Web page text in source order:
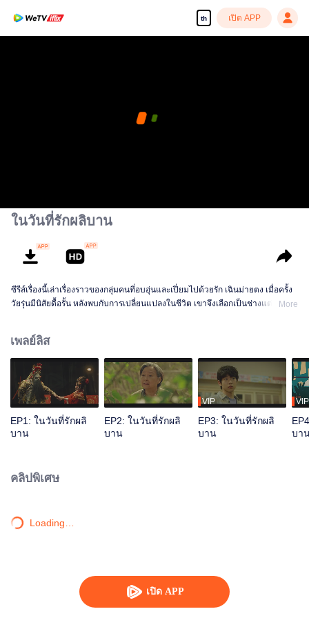
th เปิด APP
เปิด APP
ในวันที่รักผลิบาน
ซีรีส์เรื่องนี้เล่าเรื่องราวของกลุ่มคนที่อบอุ่นและเปี่ยมไปด้วยรัก เฉินม่ายตง เมื่อครั้ง
วัยรุ่นมีนิสัยดื้อรั้น หลังพบกับการเปลี่ยนแปลงในชีวิต เขาจึงเลือกเป็นช่างแต่งหน้า
เดี่ยวทั้งกายใจ และเซลล์เครื่องมือแพทย์ผู้บกพร่องทางร่างกายแต่กล้าหาญ ทั้งสอง
ค่อยๆ เข้าใจและเคารพซึ่งกันและกัน รักษา "ความไม่สมบูรณ์แบบ" ของกันและกัน
ด้วยรัก
More
เพลย์ลิส
EP1: ในวันที่รักผลิ
บาน
EP2: ในวันที่รักผลิ
บาน
VIP
EP3: ในวันที่รักผลิ
บาน
VIP
บา
คลิปพิเศษ
Loading…